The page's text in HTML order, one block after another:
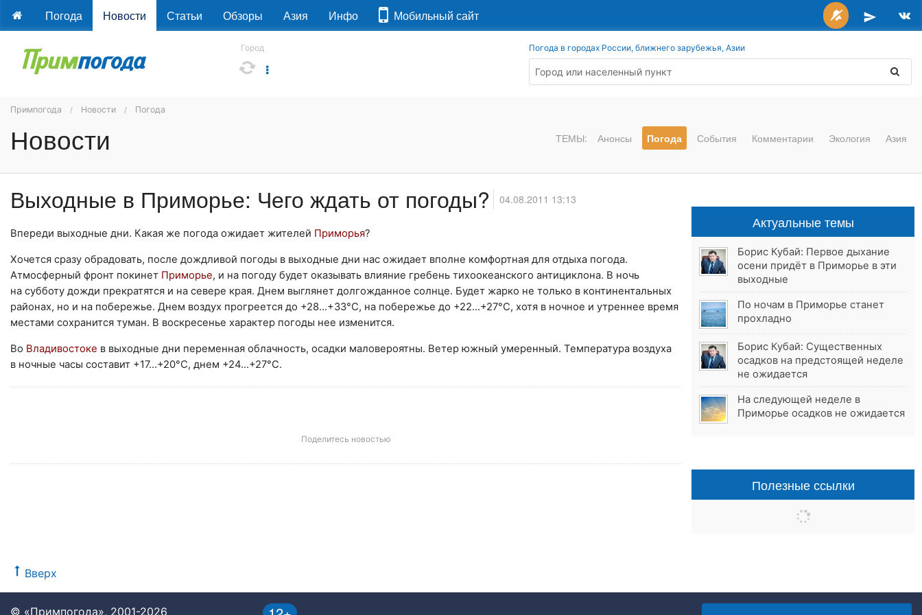
Погода Новости Статьи Обзоры Азия Инфо Мобильный сайт
Город Погода в городах России, ближнего зарубежья, Азии
Примпогода Новости Погода
Новости ТЕМЫ: Анонсы Погода События Комментарии Экология Азия
Выходные в Приморье: Чего ждать от погоды? 04.08.2011 13:13
Впереди выходные дни. Какая же погода ожидает жителей Приморья?
Хочется сразу обрадовать, после дождливой погоды в выходные дни нас ожидает вполне комфортная для отдыха погода.
Атмосферный фронт покинет Приморье, и на погоду будет оказывать влияние гребень тихоокеанского антициклона. В ночь
на субботу дожди прекратятся и на севере края. Днем выглянет долгожданное солнце. Будет жарко не только в континентальных
районах, но и на побережье. Днем воздух прогреется до +28...+33°С, на побережье до +22...+27°С, хотя в ночное и утреннее время
местами сохранится туман. В воскресенье характер погоды нее изменится.
Во Владивостоке в выходные дни переменная облачность, осадки маловероятны. Ветер южный умеренный. Температура воздуха
в ночные часы составит +17...+20°С, днем +24...+27°С.
Поделитесь новостью
Вверх
Актуальные темы
Борис Кубай: Первое дыхание
осени придёт в Приморье в эти
выходные
По ночам в Приморье станет
прохладно
Борис Кубай: Существенных
осадков на предстоящей неделе
не ожидается
На следующей неделе в
Приморье осадков не ожидается
Полезные ссылки
© «Примпогода», 2001-2026